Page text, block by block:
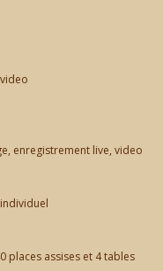
enregistrement live, video
places assises et 4 tables